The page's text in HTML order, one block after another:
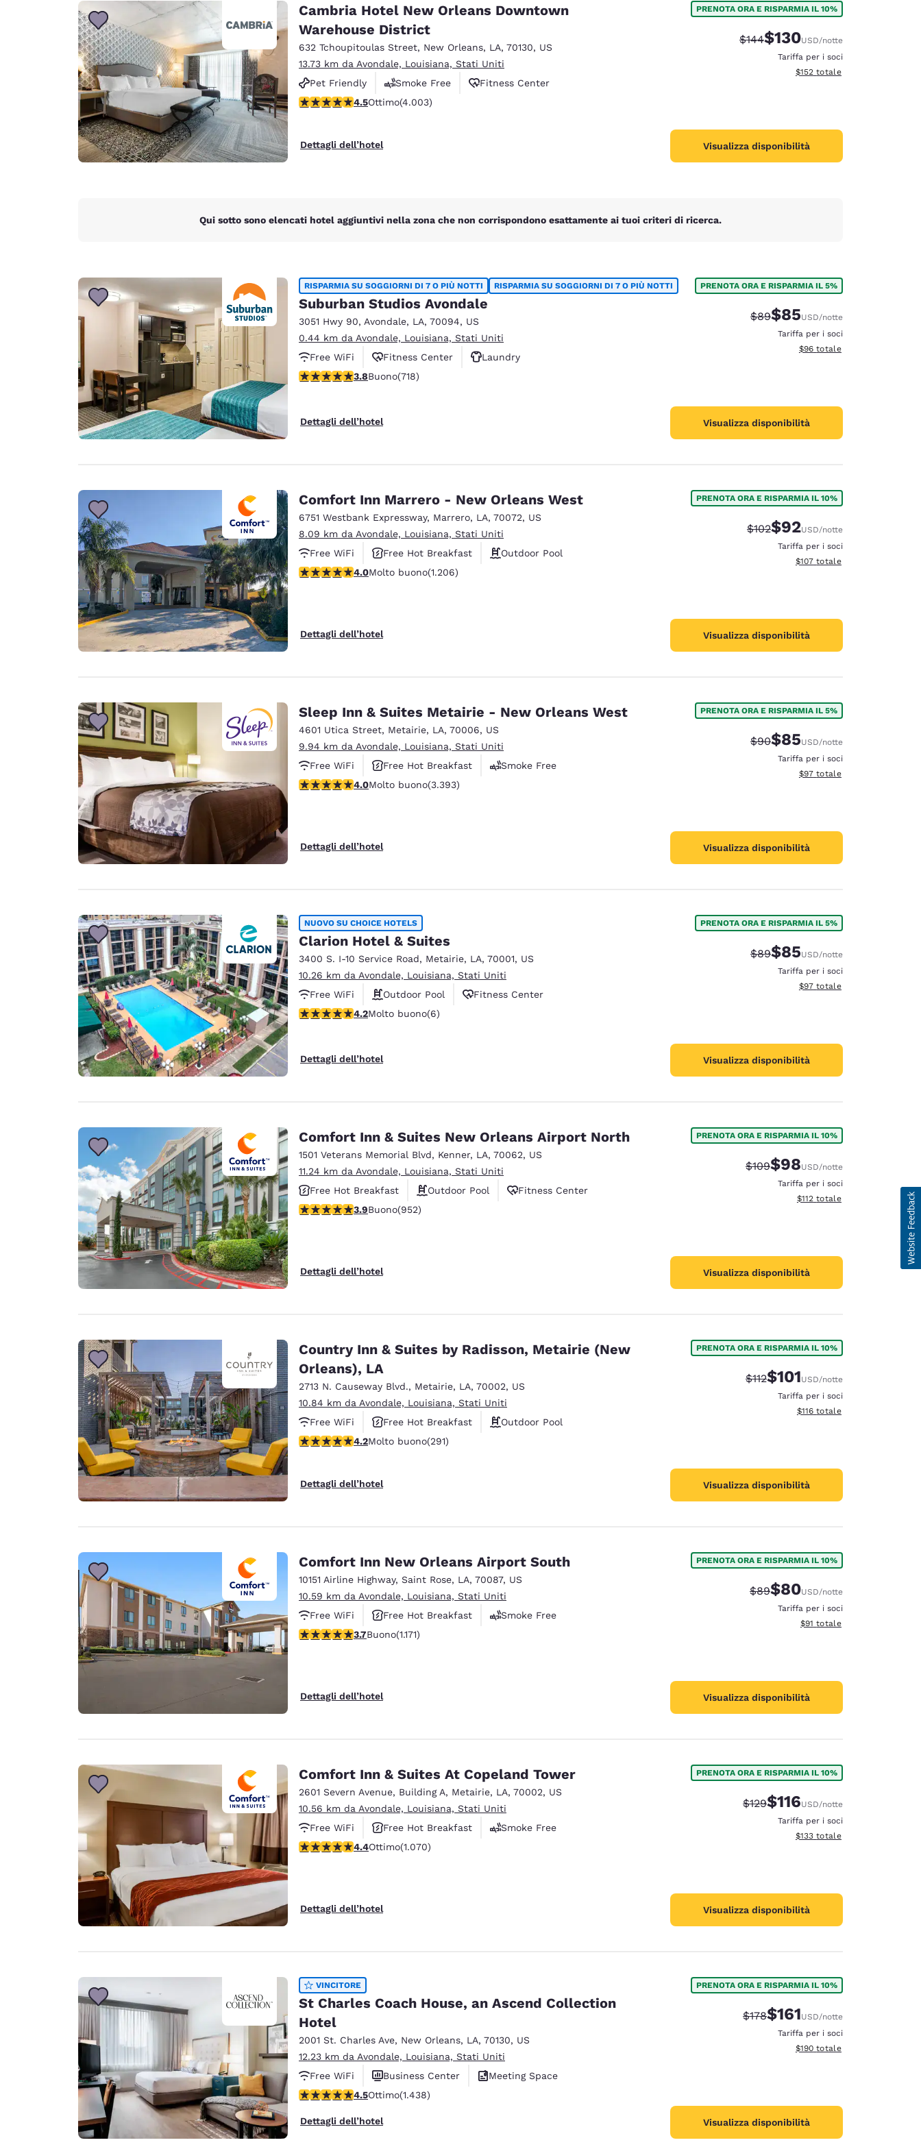
Español
Deutschland
Deutsch
Germany
English
Spain
English
France
Ireland
Cambria Hotel New Orleans Downtown
Warehouse District
632 Tchoupitoulas Street, New Orleans, LA, 70130, US
13.73 km da Avondale, Louisiana, Stati Uniti
Pet Friendly
Smoke Free
Fitness Center
Valutazione di 4.49 stelle. Ottimo. 4003 recensioni
4.5Ottimo(4.003)
Dettagli dell’hotel
PRENOTA ORA E RISPARMIA IL 10%
Tariffa di barratura:
$144Tariffa scontata:
$130USD/notte
Tariffa per i soci
Visualizza i dettagli totali
$152 totale
Visualizza disponibilità
Qui sotto sono elencati hotel aggiuntivi nella zona che non corrispondono esattamente ai tuoi criteri di ricerca.
RISPARMIA SU SOGGIORNI DI 7 O PIÙ NOTTI RISPARMIA SU SOGGIORNI DI 7 O PIÙ NOTTI
Suburban Studios Avondale
3051 Hwy 90, Avondale, LA, 70094, US
0.44 km da Avondale, Louisiana, Stati Uniti
Free WiFi
Fitness Center
Laundry
Valutazione di 3.81 stelle. Buono. 718 recensioni
3.8Buono(718)
Dettagli dell’hotel
PRENOTA ORA E RISPARMIA IL 5%
Tariffa di barratura:
$89Tariffa scontata:
$85USD/notte
Tariffa per i soci
Visualizza i dettagli totali
$96 totale
Visualizza disponibilità
Comfort Inn Marrero - New Orleans West
6751 Westbank Expressway, Marrero, LA, 70072, US
8.09 km da Avondale, Louisiana, Stati Uniti
Free WiFi
Free Hot Breakfast
Outdoor Pool
Valutazione di 4.03 stelle. Molto buono. 1206 recensioni
4.0Molto buono(1.206)
Dettagli dell’hotel
PRENOTA ORA E RISPARMIA IL 10%
Tariffa di barratura:
$102Tariffa scontata:
$92USD/notte
Tariffa per i soci
Visualizza i dettagli totali
$107 totale
Visualizza disponibilità
Sleep Inn & Suites Metairie - New Orleans West
4601 Utica Street, Metairie, LA, 70006, US
9.94 km da Avondale, Louisiana, Stati Uniti
Free WiFi
Free Hot Breakfast
Smoke Free
Valutazione di 4.01 stelle. Molto buono. 3393 recensioni
4.0Molto buono(3.393)
Dettagli dell’hotel
PRENOTA ORA E RISPARMIA IL 5%
Tariffa di barratura:
$90Tariffa scontata:
$85USD/notte
Tariffa per i soci
Visualizza i dettagli totali
$97 totale
Visualizza disponibilità
NUOVO SU CHOICE HOTELS
Clarion Hotel & Suites
3400 S. I-10 Service Road, Metairie, LA, 70001, US
10.26 km da Avondale, Louisiana, Stati Uniti
Free WiFi
Outdoor Pool
Fitness Center
Valutazione di 4.17 stelle. Molto buono. 6 recensioni
4.2Molto buono(6)
Dettagli dell’hotel
PRENOTA ORA E RISPARMIA IL 5%
Tariffa di barratura:
$89Tariffa scontata:
$85USD/notte
Tariffa per i soci
Visualizza i dettagli totali
$97 totale
Visualizza disponibilità
Comfort Inn & Suites New Orleans Airport North
1501 Veterans Memorial Blvd, Kenner, LA, 70062, US
11.24 km da Avondale, Louisiana, Stati Uniti
Free Hot Breakfast
Outdoor Pool
Fitness Center
Valutazione di 3.92 stelle. Buono. 952 recensioni
3.9Buono(952)
Dettagli dell’hotel
PRENOTA ORA E RISPARMIA IL 10%
Tariffa di barratura:
$109Tariffa scontata:
$98USD/notte
Tariffa per i soci
Visualizza i dettagli totali
$112 totale
Visualizza disponibilità
Country Inn & Suites by Radisson, Metairie (New
Orleans), LA
2713 N. Causeway Blvd., Metairie, LA, 70002, US
10.84 km da Avondale, Louisiana, Stati Uniti
Free WiFi
Free Hot Breakfast
Outdoor Pool
Valutazione di 4.16 stelle. Molto buono. 291 recensioni
4.2Molto buono(291)
Dettagli dell’hotel
PRENOTA ORA E RISPARMIA IL 10%
Tariffa di barratura:
$112Tariffa scontata:
$101USD/notte
Tariffa per i soci
Visualizza i dettagli totali
$116 totale
Visualizza disponibilità
Comfort Inn New Orleans Airport South
10151 Airline Highway, Saint Rose, LA, 70087, US
10.59 km da Avondale, Louisiana, Stati Uniti
Free WiFi
Free Hot Breakfast
Smoke Free
Valutazione di 3.7 stelle. Buono. 1171 recensioni
3.7Buono(1.171)
Dettagli dell’hotel
PRENOTA ORA E RISPARMIA IL 10%
Tariffa di barratura:
$89Tariffa scontata:
$80USD/notte
Tariffa per i soci
Visualizza i dettagli totali
$91 totale
Visualizza disponibilità
Comfort Inn & Suites At Copeland Tower
2601 Severn Avenue, Building A, Metairie, LA, 70002, US
10.56 km da Avondale, Louisiana, Stati Uniti
Free WiFi
Free Hot Breakfast
Smoke Free
Valutazione di 4.38 stelle. Ottimo. 1070 recensioni
4.4Ottimo(1.070)
Dettagli dell’hotel
PRENOTA ORA E RISPARMIA IL 10%
Tariffa di barratura:
$129Tariffa scontata:
$116USD/notte
Tariffa per i soci
Visualizza i dettagli totali
$133 totale
Visualizza disponibilità
VINCITORE
St Charles Coach House, an Ascend Collection
Hotel
2001 St. Charles Ave, New Orleans, LA, 70130, US
12.23 km da Avondale, Louisiana, Stati Uniti
Free WiFi
Business Center
Meeting Space
Valutazione di 4.54 stelle. Ottimo. 1438 recensioni
4.5Ottimo(1.438)
Dettagli dell’hotel
PRENOTA ORA E RISPARMIA IL 10%
Tariffa di barratura:
$178Tariffa scontata:
$161USD/notte
Tariffa per i soci
Visualizza i dettagli totali
$190 totale
Visualizza disponibilità